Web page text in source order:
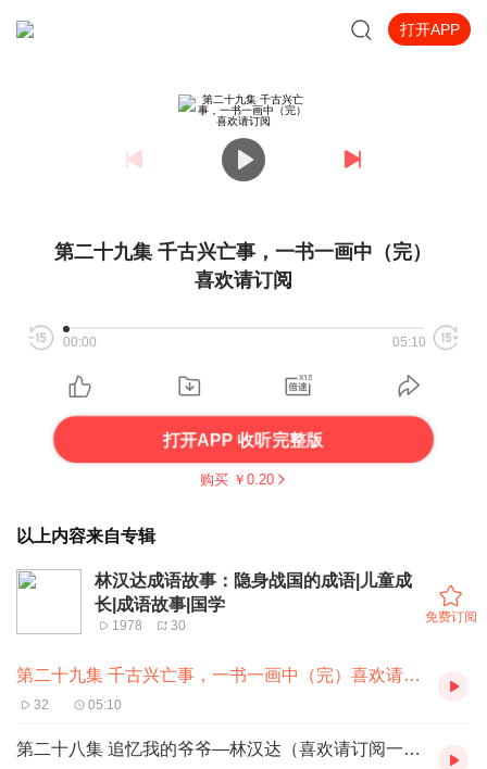
打开APP
第二十九集 千古兴亡事，一书一画中（完）
喜欢请订阅
00:00 05:10
打开APP 收听完整版
购买 ￥ 0.20
以上内容来自专辑
林汉达成语故事：隐身战国的成语|儿童成
长|成语故事|国学
1978 30
免费订阅
第二十九集 千古兴亡事，一书一画中（完）喜欢请订阅
32 05:10
第二十八集 追忆我的爷爷—林汉达（喜欢请订阅一下）